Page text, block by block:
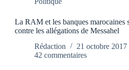
La RAM et les banques marocaines
contre les allégations de Messahel
Rédaction
21 octobre 2017
42 commentaires